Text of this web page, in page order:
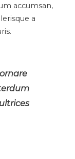
accumsan,
a